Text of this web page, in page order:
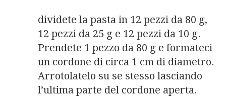
dividete la pasta in 12 pezzi da 80 g,
12 pezzi da 25 g e 12 pezzi da 10 g.
Prendete 1 pezzo da 80 g e formateci
un cordone di circa 1 cm di diametro.
Arrotolatelo su se stesso lasciando
l’ultima parte del cordone aperta.